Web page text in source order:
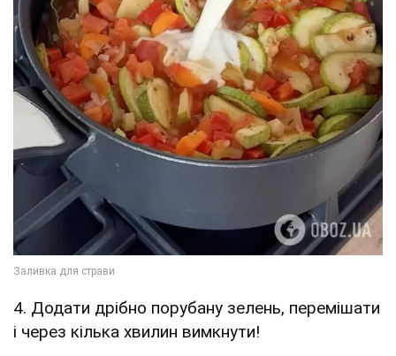
4. Додати дрібно порубану зелень, перемішати
і через кілька хвилин вимкнути!